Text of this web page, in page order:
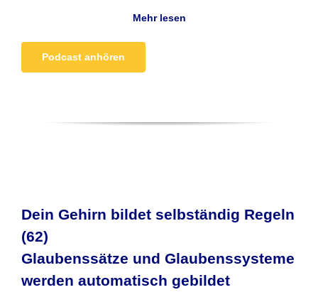
Mehr lesen
Podcast anhören
Dein Gehirn bildet selbständig Regeln
(62)
Glaubenssätze und Glaubenssysteme
werden automatisch gebildet